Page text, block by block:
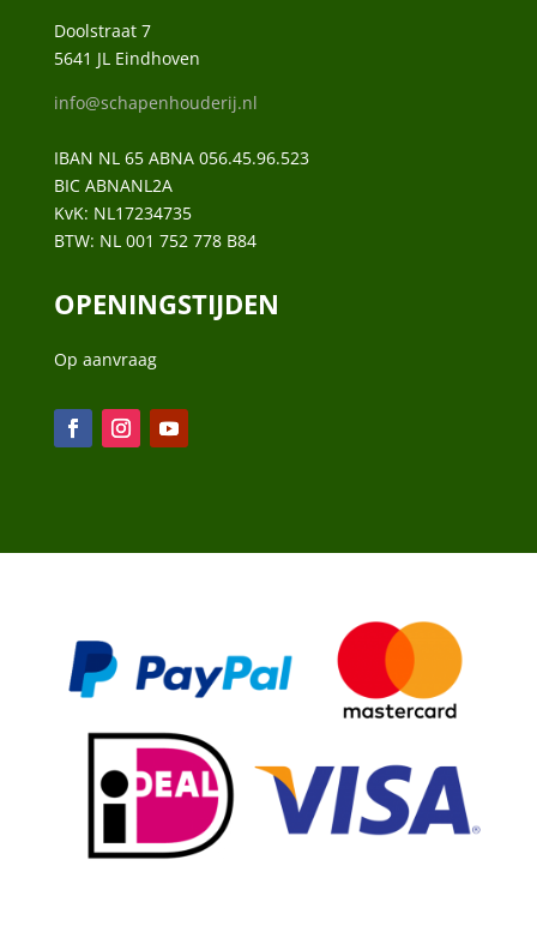
Doolstraat 7
5641 JL Eindhoven
info@schapenhouderij.nl
IBAN NL 65 ABNA 056.45.96.523
BIC ABNANL2A
KvK: NL17234735
BTW: NL 001 752 778 B84
OPENINGSTIJDEN
Op aanvraag